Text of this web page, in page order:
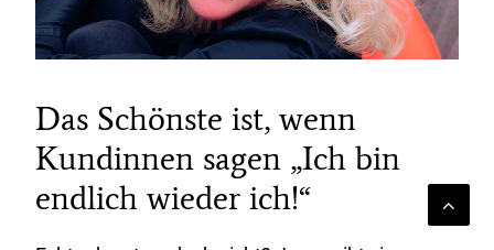
Das Schönste ist, wenn
Kundinnen sagen „Ich bin
endlich wieder ich!“